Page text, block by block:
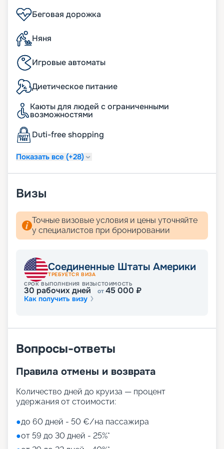
Беговая дорожка
Няня
Игровые автоматы
Диетическое питание
Каюты для людей с ограниченными
возможностями
Duti-free shopping
Показать все (+28)
Визы
Точные визовые условия и цены уточняйте
у специалистов при бронировании
Соединенные Штаты Америки
ТРЕБУЕТСЯ ВИЗА
СРОК ВЫПОЛНЕНИЯ ВИЗЫ
30 рабочих дней
СТОИМОСТЬ
от45 000 ₽
Как получить визу
Вопросы-ответы
Правила отмены и возврата
Количество дней до круиза — процент
удержания от стоимости:
●до 60 дней - 50 €/на пассажира
●от 59 до 30 дней - 25%*